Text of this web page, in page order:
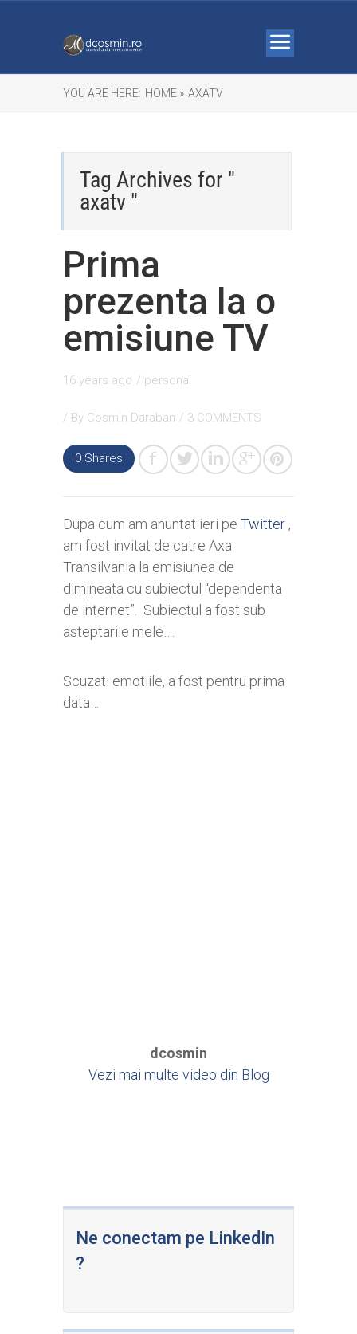
YOU ARE HERE: HOME » AXATV
Tag Archives for "
axatv "
Prima
prezenta la o
emisiune TV
16 years ago / personal
/ By Cosmin Daraban / 3 COMMENTS
0 Shares
Dupa cum am anuntat ieri pe Twitter ,
am fost invitat de catre Axa
Transilvania la emisiunea de
dimineata cu subiectul “dependenta
de internet”. Subiectul a fost sub
asteptarile mele….
Scuzati emotiile, a fost pentru prima
data…
dcosmin
Vezi mai multe video din Blog
Ne conectam pe LinkedIn
?